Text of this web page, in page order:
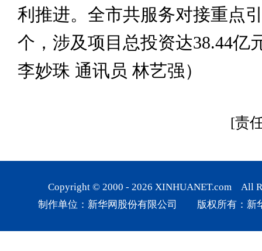
利推进。全市共服务对接重点
个，涉及项目总投资达38.44亿
李妙珠 通讯员 林艺强）
[责
Copyright © 2000 - 2026 XINHUANET.com All
制作单位：新华网股份有限公司 版权所有：新